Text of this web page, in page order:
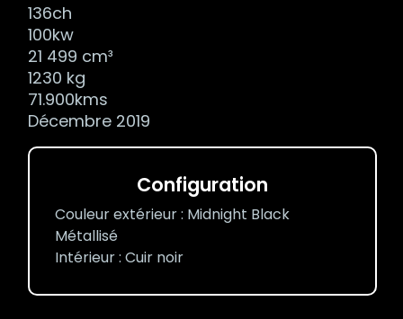
136ch
100kw
21 499 cm³
1230 kg
71.900kms
Décembre 2019
Configuration
Couleur extérieur : Midnight Black
Métallisé
Intérieur : Cuir noir